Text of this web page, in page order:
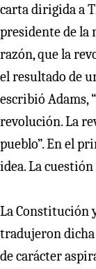
carta dirigida a
presidente de la
razón, que la
el resultado de
escribió Adams,
revolución. La
pueblo”. En el
idea. La
La Constitución
tradujeron dicha
de carácter